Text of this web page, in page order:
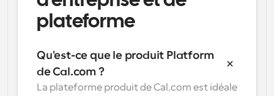
plateforme
Qu'est-ce que le produit Platform
de Cal.com ?
La plateforme produit de Cal.com est idéale